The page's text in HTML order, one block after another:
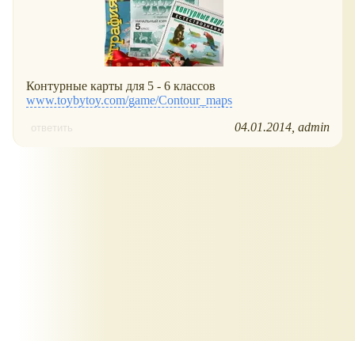
Контурные карты для 5 - 6 классов
www.toybytoy.com/game/Contour_maps
ответить 04.01.2014 admin